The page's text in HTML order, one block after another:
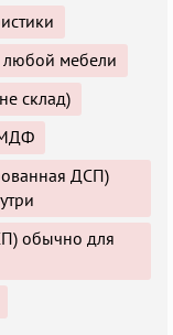
мебели
склад)
МДФ
ДСП)
обычно для